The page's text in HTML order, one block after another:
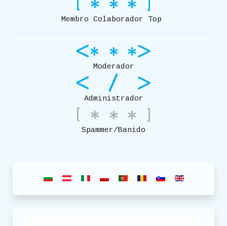
Membro Colaborador Top
Moderador
Administrador
Spammer/Banido